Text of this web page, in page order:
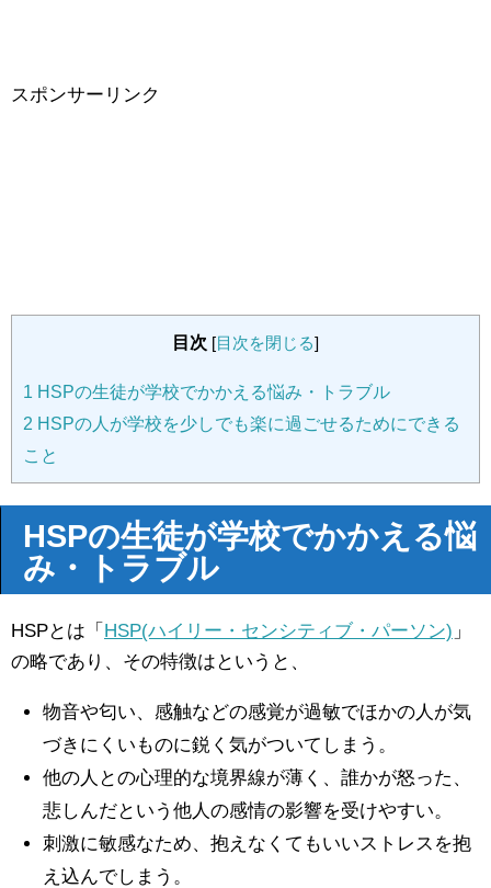
スポンサーリンク
目次 [目次を閉じる]
1 HSPの生徒が学校でかかえる悩み・トラブル
2 HSPの人が学校を少しでも楽に過ごせるためにできる
こと
HSPの生徒が学校でかかえる悩
み・トラブル
HSPとは「 HSP(ハイリー・センシティブ・パーソン) 」
の略であり、その特徴はというと、
物音や匂い、感触などの感覚が過敏でほかの人が気
づきにくいものに鋭く気がついてしまう。
他の人との心理的な境界線が薄く、誰かが怒った、
悲しんだという他人の感情の影響を受けやすい。
刺激に敏感なため、抱えなくてもいいストレスを抱
え込んでしまう。